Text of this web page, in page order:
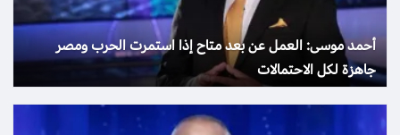
أحمد موسى: العمل عن بعد متاح إذا استمرت الحرب ومصر
جاهزة لكل الاحتمالات